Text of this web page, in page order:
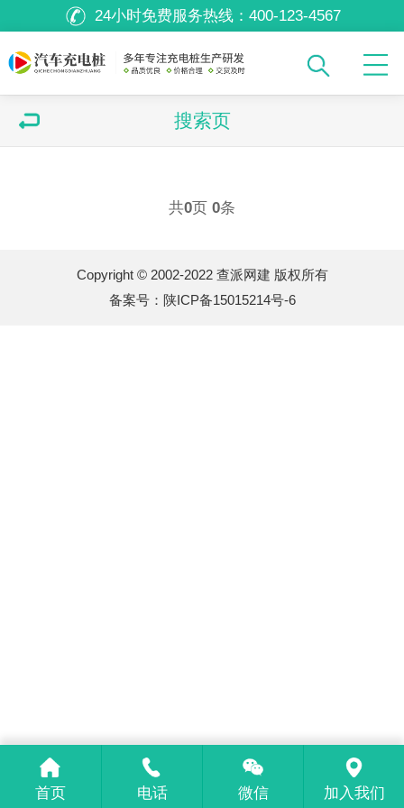
24小时免费服务热线： 400-123-4567
搜索页
共0页 0条
Copyright © 2002-2022 查派网建 版权所有
备案号： 陕ICP备15015214号-6
首页 电话 微信 加入我们